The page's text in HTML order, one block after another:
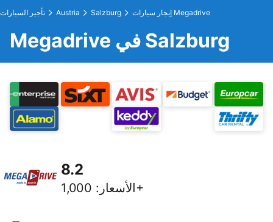
تأجير السيارات Austria Salzburg إيجار سيارات Megadrive
Megadrive في Salzburg
8.2
الأسعار : 1,000+